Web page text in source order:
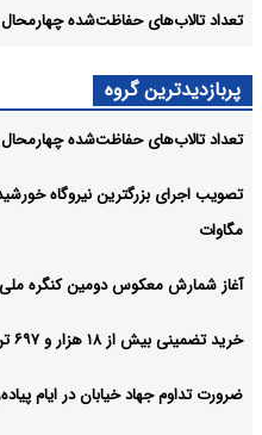
تعداد تالاب‌های حفاظت‌شده چهارمحال و
پربازدیدترین گروه
تعداد تالاب‌های حفاظت‌شده چهارمحال و
مگاوات
آغاز شمارش معکوس دومین کنگره
خرید تضمینی بیش از ۱۸ هزار و ۶۹۷ تن گندم در چهارمحال و بختیاری
ضرورت تداوم جهاد خیابان در ایام